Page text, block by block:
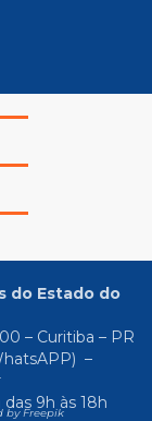
do Estado do
– Curitiba – PR
–
9h às 18h
by Freepik